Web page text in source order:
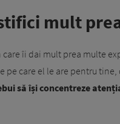
mult
îi dai mult prea multe
pe care el le are pentru tine,
să își concentreze